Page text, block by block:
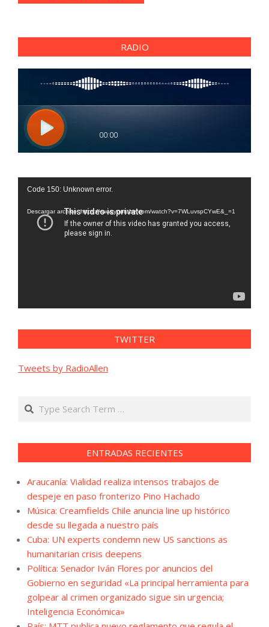
RADIO
Reproductor
vídeo
Code 150: Unknown error.
Descargar archivo: https://www.youtube.com/watch?v=7WLuvspCYwE&_=1
TWITTER
Tweets by RadioAllen
Search
ENTRADAS RECIENTES
Araucanía: Vialidad realiza intensos trabajos de
despeje en paso fronterizo Pino Hachado
Música: Creamfields Chile anuncia line up histórico
desde su llegada a nuestro país
Cuba: UN experts condemn new US sanctions as
humanitarian crisis deepens
Política: Senador Iván Flores por anuncios del
Gobierno en seguridad «La principal herramienta para
golpear al crimen organizado sigue sin urgencia;
Inteligencia Económica»